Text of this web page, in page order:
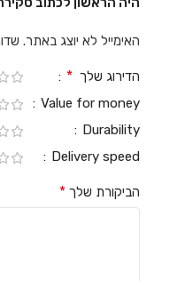
האימייל לא יוצג באתר.
הדירוג שלך *
Value for money
Durability
Delivery speed
הביקורת שלך *